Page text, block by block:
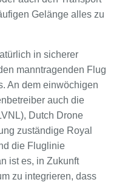
Gelänge alles zu
in sicherer
manntragenden Flug
An dem einwöchigen
auch die
Dutch Drone
zuständige Royal
die Fluglinie
ist es, in Zukunft
zu integrieren, dass